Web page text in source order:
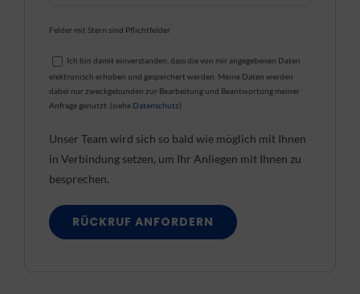
Felder mit Stern sind Pflichtfelder
Ich bin damit einverstanden, dass die von mir angegebenen Daten
elektronisch erhoben und gespeichert werden. Meine Daten werden
dabei nur zweckgebunden zur Bearbeitung und Beantwortung meiner
Anfrage genutzt. (siehe Datenschutz)
Unser Team wird sich so bald wie möglich mit Ihnen
in Verbindung setzen, um Ihr Anliegen mit Ihnen zu
besprechen.